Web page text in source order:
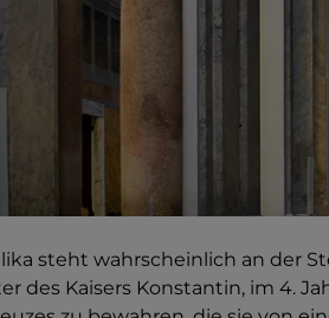
steht wahrscheinlich an der
des Kaisers Konstantin, im 4.